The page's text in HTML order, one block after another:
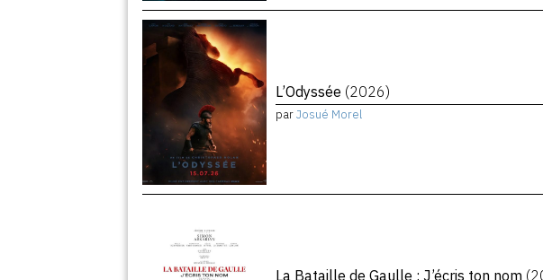
L’Odyssée (2026)
parJosué Morel
La Bataille de Gaulle : J’écris ton nom